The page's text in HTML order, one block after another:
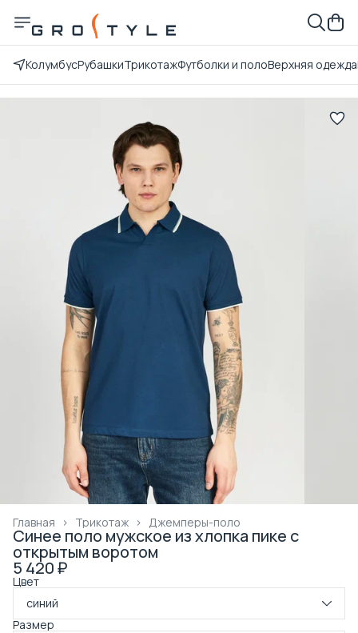
КолумбусРубашкиТрикотажФутболки и полоВерхняя одежда
Джемперы-поло
Трикотаж ›
Главная ›
Синее поло мужское из хлопка пике с
открытым воротом
5 420 ₽
Цвет
синий
Размер